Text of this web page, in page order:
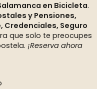
en Bicicleta.
y Pensiones,
Credenciales, Seguro
que solo te preocupes
¡Reserva ahora